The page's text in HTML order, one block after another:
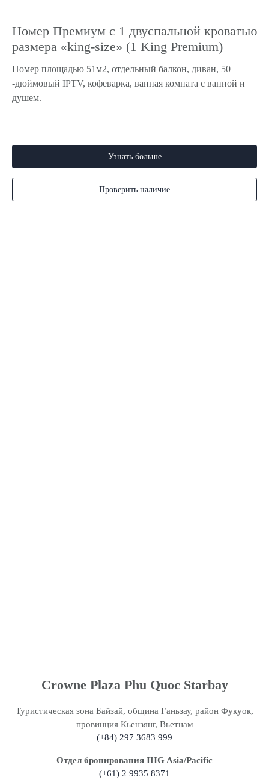
Номер Премиум с 1 двуспальной кроватью
размера «king-size» (1 King Premium)
Номер площадью 51м2, отдельный балкон, диван, 50
-дюймовый IPTV, кофеварка, ванная комната с ванной и
душем.
Узнать больше
Проверить наличие
Crowne Plaza Phu Quoc Starbay
Туристическая зона Байзай, община Ганьзау, район Фукуок,
провинция Кьензянг, Вьетнам
(+84) 297 3683 999
Отдел бронирования IHG Asia/Pacific
(+61) 2 9935 8371